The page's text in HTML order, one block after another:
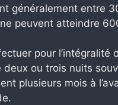
généralement entre
peuvent atteindre
pour
deux ou trois nuits
plusieurs mois à